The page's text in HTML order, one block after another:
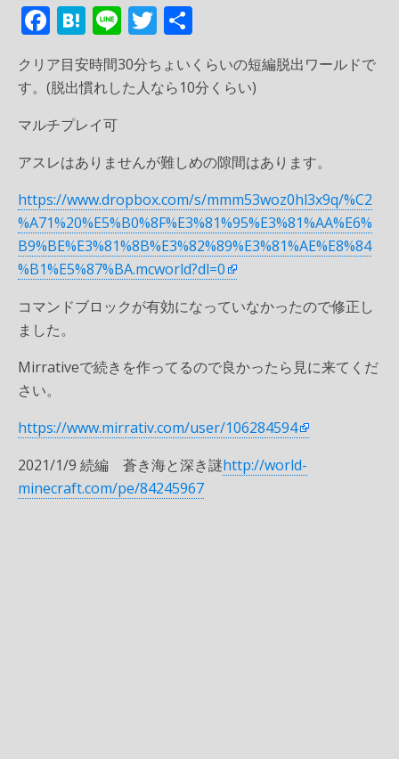
F
ac
e
b
o
o
k
H
at
e
n
a
Li
n
e
T
itt
er
有
クリア目安時間30分ちょいくらいの短編脱出ワールドで
す。(脱出慣れした人なら10分くらい)
マルチプレイ可
アスレはありませんが難しめの隙間はあります。
https://www.dropbox.com/s/mmm53woz0hl3x9q/%C2
%A71%20%E5%B0%8F%E3%81%95%E3%81%AA%E6%
B9%BE%E3%81%8B%E3%82%89%E3%81%AE%E8%84
%B1%E5%87%BA.mcworld?dl=0
コマンドブロックが有効になっていなかったので修正し
ました。
Mirrativeで続きを作ってるので良かったら見に来てくだ
さい。
https://www.mirrativ.com/user/106284594
2021/1/9 続編 蒼き海と深き謎http://world-
minecraft.com/pe/84245967